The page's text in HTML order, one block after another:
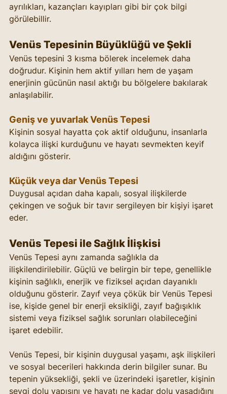
ayrılıkları, kazançları kayıpları gibi bir çok bilgi
görülebillir.
Venüs Tepesinin Büyüklüğü ve Şekli
Venüs tepesini 3 kısma bölerek incelemek daha
doğrudur. Kişinin hem aktif yılları hem de yaşam
enerjinin gücünün nasıl aktığı bu bölgelere bakılarak
anlaşılabilir.
Geniş ve yuvarlak Venüs Tepesi
Kişinin sosyal hayatta çok aktif olduğunu, insanlarla
kolayca ilişki kurduğunu ve hayatı sevmekten keyif
aldığını gösterir.
Küçük veya dar Venüs Tepesi
Duygusal açıdan daha kapalı, sosyal ilişkilerde
çekingen ve soğuk bir tavır sergileyen bir kişiyi işaret
eder.
Venüs Tepesi ile Sağlık İlişkisi
Venüs Tepesi aynı zamanda sağlıkla da
ilişkilendirilebilir. Güçlü ve belirgin bir tepe, genellikle
kişinin sağlıklı, enerjik ve fiziksel açıdan dayanıklı
olduğunu gösterir. Zayıf veya çökük bir Venüs Tepesi
ise, kişide genel bir enerji eksikliği, zayıf bağışıklık
sistemi veya fiziksel sağlık sorunları olabileceğini
işaret edebilir.
Venüs Tepesi, bir kişinin duygusal yaşamı, aşk ilişkileri
ve sosyal becerileri hakkında derin bilgiler sunar. Bu
tepenin yüksekliği, şekli ve üzerindeki işaretler, kişinin
sevgi dolu yapısını ve hayatı ne kadar dolu yaşadığını